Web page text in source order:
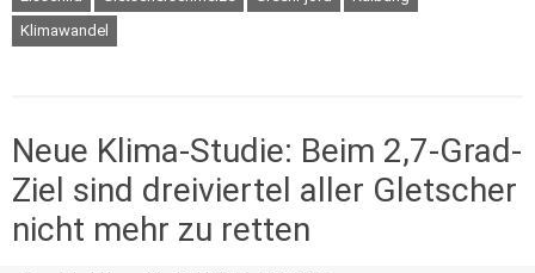
Klimawandel
Neue Klima-Studie: Beim 2,7-Grad-
Ziel sind dreiviertel aller Gletscher
nicht mehr zu retten